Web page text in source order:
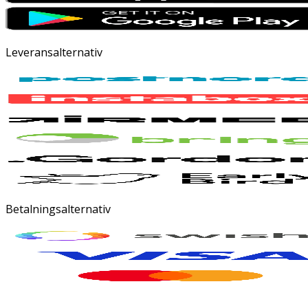
Leveransalternativ
Betalningsalternativ